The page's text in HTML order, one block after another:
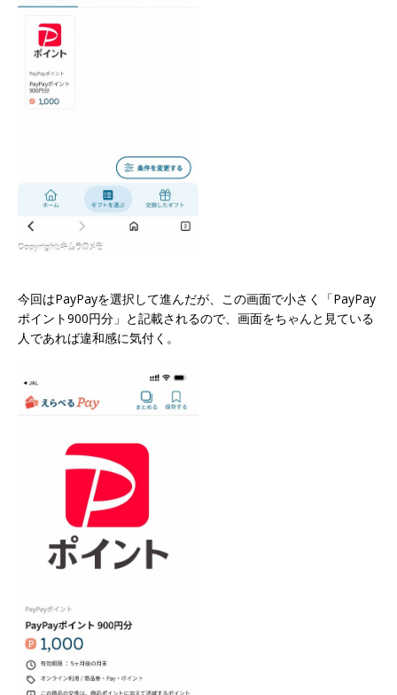
今回はPayPayを選択して進んだが、この画面で小さく「PayPay
ポイント900円分」と記載されるので、画面をちゃんと見ている
人であれば違和感に気付く。